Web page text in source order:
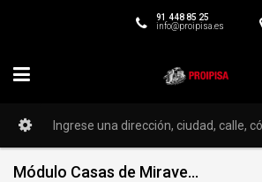
91 448 85 25
info@proipisa.es
Módulo Casas de Miravete 22-A